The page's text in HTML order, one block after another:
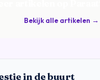
Bekijk alle artikelen →
in de buurt